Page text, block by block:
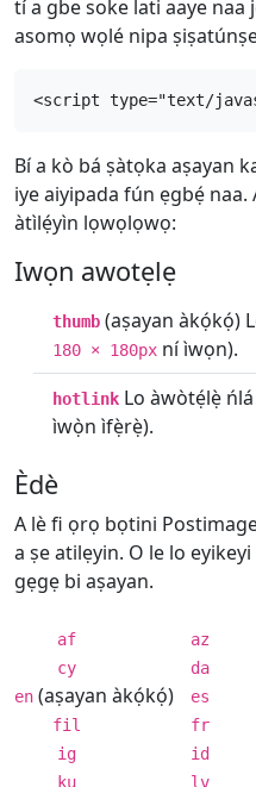
tí a gbe soke lati aaye
asomọ wọlé nipa
<script type="text/
Bí a kò bá ṣàtọka aṣayan
iye aiyipada fún ẹgbẹ́
àtìlẹ́yìn lọwọlọwọ:
Iwọn awotẹlẹ
thumb (aṣayan àkọ́kọ́)
180 × 180px ní ìwọn).
hotlink Lo àwòtẹ́lẹ̀
ìwọ̀n ìfẹ̀rẹ̀).
Èdè
A lè fi ọrọ bọtini
a ṣe atilẹyin. O le lo
gẹgẹ bi aṣayan.
af az
cy
da
en (aṣayan àkọ́kọ́) es
fil
fr
ig
id
ku
lv